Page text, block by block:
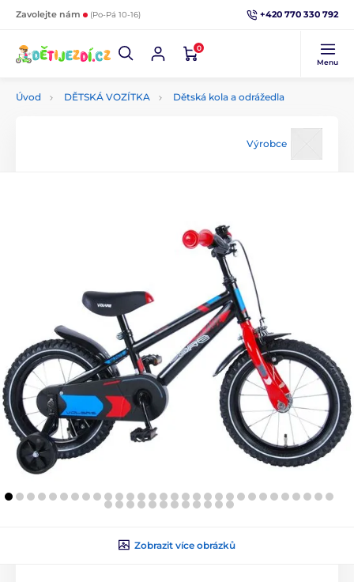
Zavolejte nám (Po-Pá 10-16) +420 770 330 792
0
Menu
Úvod DĚTSKÁ VOZÍTKA Dětská kola a odrážedla
Výrobce
Zobrazit více obrázků